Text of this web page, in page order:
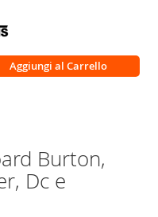
Aggiungi al Carrello
DESIDERI
Burton,
Dc e